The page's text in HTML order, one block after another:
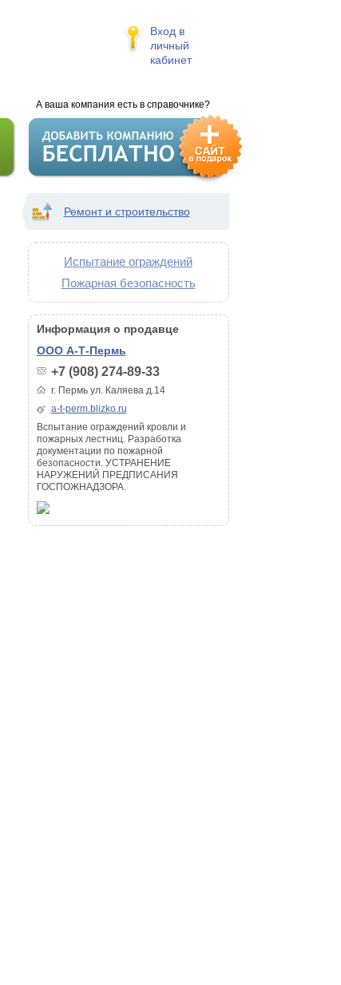
Вход в
личный
кабинет
А ваша компания есть в справочнике?
Ремонт и строительство
Испытание ограждений
Пожарная безопасность
Информация о продавце
ООО А-Т-Пермь
+7 (908) 274-89-33
г. Пермь ул. Каляева д.14
a-t-perm.blizko.ru
Bспытание ограждений кровли и
пожарных лестниц. Разработка
документации по пожарной
безопасности. УСТРАНЕНИЕ
НАРУЖЕНИЙ ПРЕДПИСАНИЯ
ГОСПОЖНАДЗОРА.